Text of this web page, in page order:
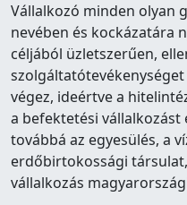
Vállalkozó minden olyan
nevében és kockázatára
céljából üzletszerűen,
végez, ideértve a
a befektetési
továbbá az egyesülés, a
erdőbirtokossági
vállalkozás